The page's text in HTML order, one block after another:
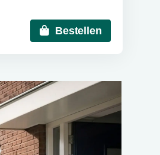
Bestellen